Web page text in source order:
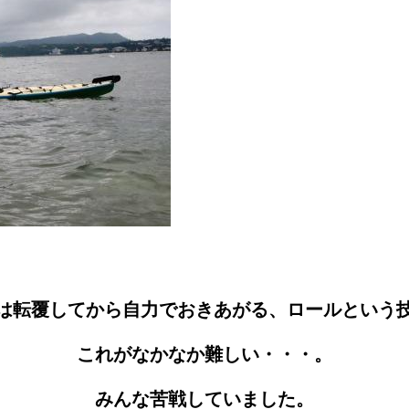
転覆してから自力でおきあがる、ロールという
これがなかなか難しい・・・。
みんな苦戦していました。